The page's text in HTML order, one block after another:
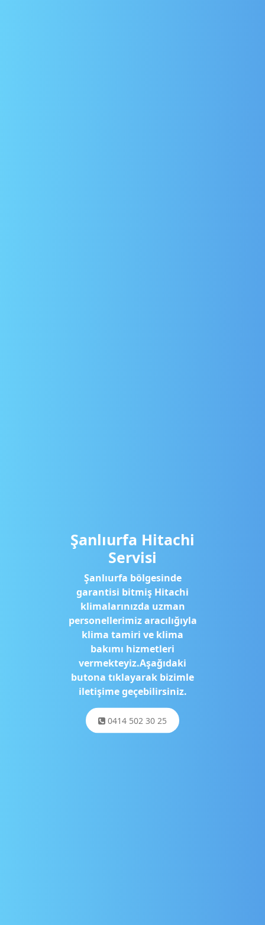
Şanlıurfa Hitachi
Servisi
Şanlıurfa bölgesinde
garantisi bitmiş Hitachi
klimalarınızda uzman
personellerimiz aracılığıyla
klima tamiri ve klima
bakımı hizmetleri
vermekteyiz.Aşağıdaki
butona tıklayarak bizimle
iletişime geçebilirsiniz.
0414 502 30 25